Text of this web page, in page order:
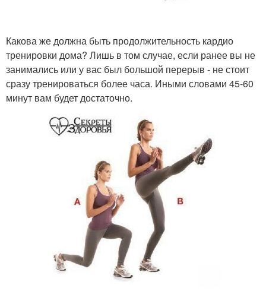
Какова же должна быть продолжительность кардио
тренировки дома? Лишь в том случае, если ранее вы не
занимались или у вас был большой перерыв - не стоит
сразу тренироваться более часа. Иными словами 45-60
минут вам будет достаточно.